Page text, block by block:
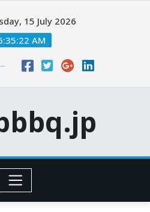
15 July 2026
AM